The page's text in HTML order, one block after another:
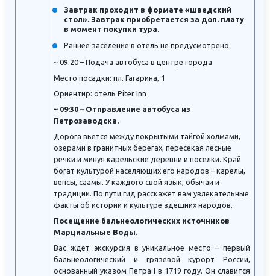
Завтрак проходит в формате «шведский
стол». Завтрак приобретается за доп. плату
в момент покупки тура.
Раннее заселение в отель не предусмотрено.
~ 09:20 – Подача автобуса в центре города
Место посадки: пл. Гагарина, 1
Ориентир: отель Piter Inn
~ 09:30 – Отправление автобуса из
Петрозаводска.
Дорога вьется между покрытыми тайгой холмами,
озерами в гранитных берегах, пересекая лесные
речки и минуя карельские деревни и поселки. Край
богат культурой населяющих его народов – карелы,
вепсы, саамы. У каждого свой язык, обычаи и
традиции. По пути гид расскажет вам увлекательные
факты об истории и культуре здешних народов.
Посещение бальнеологических источников
Марциальные Воды.
Вас ждет экскурсия в уникальное место – первый
бальнеологический и грязевой курорт России,
основанный указом Петра I в 1719 году. Он славится